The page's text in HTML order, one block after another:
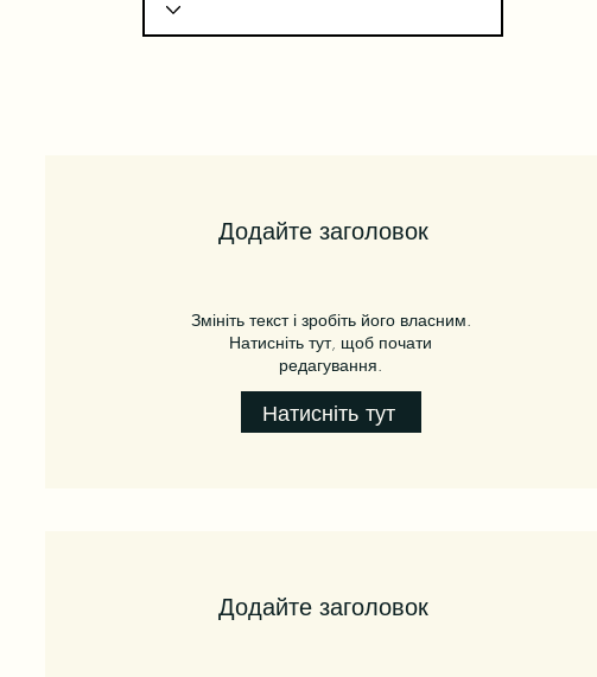
Додайте заголовок
Змініть текст і зробіть його власним.
Натисніть тут, щоб почати
редагування.
Натисніть тут
Додайте заголовок